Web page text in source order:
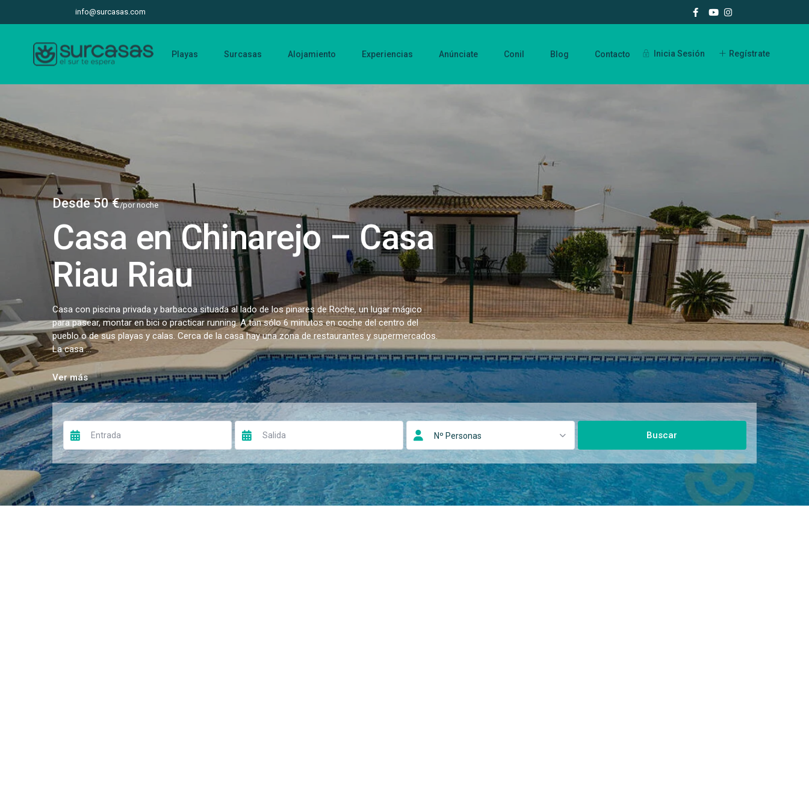
info@surcasas.com
Inicia Sesión Regístrate
Playas Surcasas Alojamiento Experiencias Anúnciate Conil Blog Contacto
Desde 50 €/por noche
Casa en Chinarejo – Casa
Riau Riau
Casa con piscina privada y barbacoa situada al lado de los pinares de Roche, un lugar mágico
para pasear, montar en bici o practicar running. A tan sólo 6 minutos en coche del centro del
pueblo o de sus playas y calas. Cerca de la casa hay una zona de restaurantes y supermercados.
La casa ...
Ver más
Nº Personas